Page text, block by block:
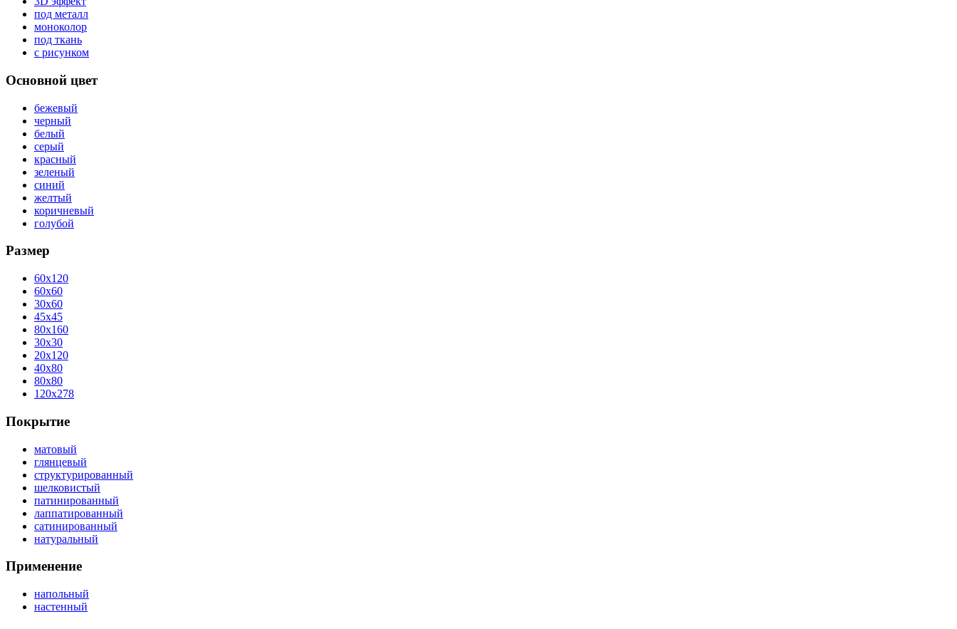
под металл
моноколор
под ткань
с рисунком
Основной цвет
бежевый
черный
белый
серый
красный
зеленый
синий
желтый
коричневый
голубой
Размер
60x120
60x60
30x60
45x45
80x160
30x30
20x120
40x80
80x80
120x278
Покрытие
матовый
глянцевый
структурированный
шелковистый
патинированный
лаппатированный
сатинированный
натуральный
Применение
напольный
настенный